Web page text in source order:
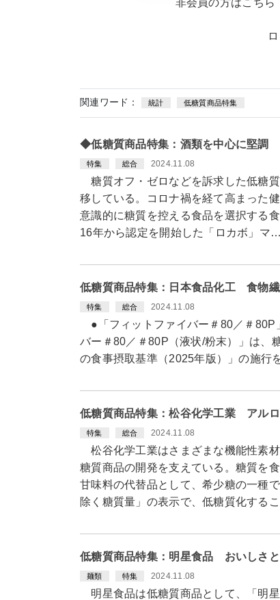
関連ワード： 統計 低糖質商品特集
◆低糖質商品特集：酒類を中心に堅調
特集 総合 2024.11.08
糖質オフ・ゼロなどを訴求した低糖
移している。コロナ禍を経て高まった
意識的に糖質を控える食品を選択する
16年から認定を開始した「ロカボ」マ
低糖質商品特集：日本食品化工 食物
特集 総合 2024.11.08
●「フィットファイバー＃80／＃
バー＃80／＃80P（液状/粉末）」は、
の食事摂取基準（2025年版）」の施
低糖質商品特集：松谷化学工業 アル
特集 総合 2024.11.08
松谷化学工業はさまざまな機能性素
糖質商品の開発を支えている。糖質を
甘味料の代替品として、希少糖の一種
除く糖質量」の表示で、低糖質化する
低糖質商品特集：明星食品 おいしさ
麺類 特集 2024.11.08
明星食品は低糖質商品として、「明